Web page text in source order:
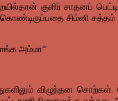
குளிர் சாதனப்
சிம்னி
அம்மா”
விழுந்தன